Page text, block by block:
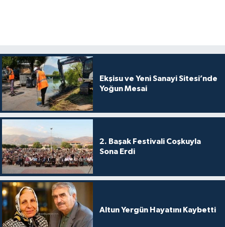
Ekşisu ve Yeni Sanayi Sitesi’nde
Yoğun Mesai
2. Başak Festivali Coşkuyla
Sona Erdi
Altun Yergün Hayatını Kaybetti